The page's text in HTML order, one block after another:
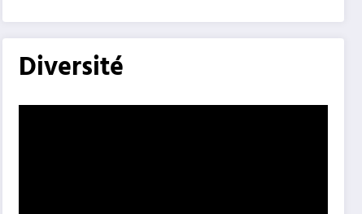
Diversité